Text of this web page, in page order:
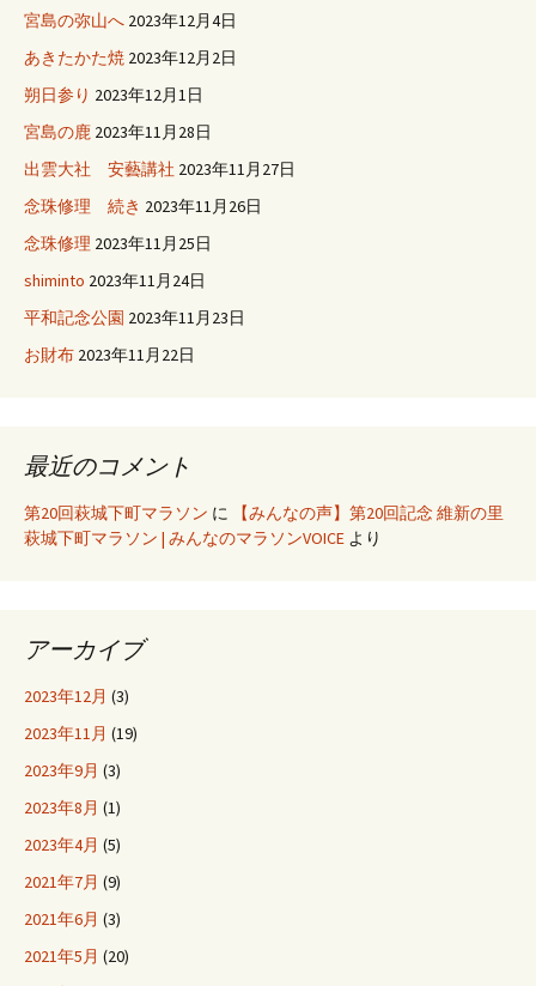
宮島の弥山へ 2023年12月4日
あきたかた焼 2023年12月2日
朔日参り 2023年12月1日
宮島の鹿 2023年11月28日
出雲大社 安藝講社 2023年11月27日
念珠修理 続き 2023年11月26日
念珠修理 2023年11月25日
shiminto 2023年11月24日
平和記念公園 2023年11月23日
お財布 2023年11月22日
最近のコメント
第20回萩城下町マラソン に
【みんなの声】第20回記念 維新の里
萩城下町マラソン | みんなのマラソンVOICE より
アーカイブ
2023年12月 (3)
2023年11月 (19)
2023年9月 (3)
2023年8月 (1)
2023年4月 (5)
2021年7月 (9)
2021年6月 (3)
2021年5月 (20)